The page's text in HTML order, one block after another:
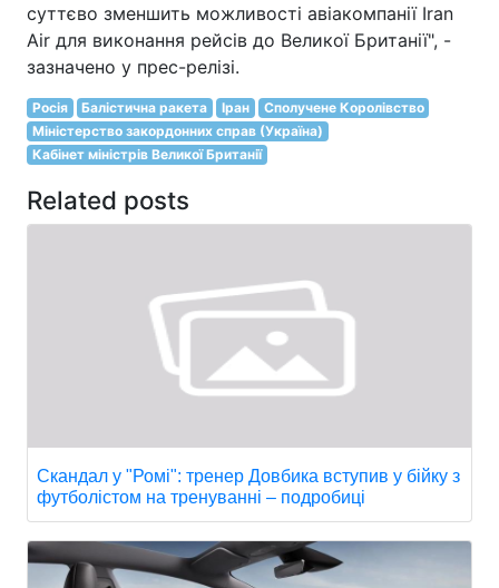
суттєво зменшить можливості авіакомпанії Iran
Air для виконання рейсів до Великої Британії", -
зазначено у прес-релізі.
Росія Балістична ракета Іран
Сполучене Королівство
Міністерство закордонних справ (Україна)
Кабінет міністрів Великої Британії
Related posts
Скандал у "Ромі": тренер Довбика вступив у бійку з
футболістом на тренуванні – подробиці